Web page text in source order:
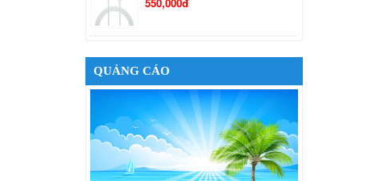
650,000đ
Tai nghe Stereo Sony MH710
410,000đ
QUẢNG CÁO